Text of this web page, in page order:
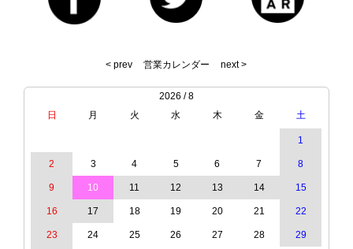
< prev 営業カレンダー next >
2026 / 8
日
月 火 水 木 金 土
1
2 3 4 5 6 7 8
9 10 11 12 13 14 15
16 17 18 19 20 21 22
23 24 25 26 27 28 29